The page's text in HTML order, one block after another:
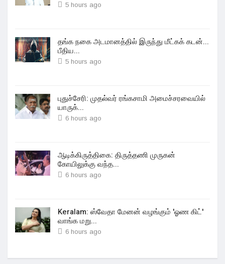
5 hours ago
தங்க நகை அடமானத்தில் இருந்து மீட்கக் கடன்...
பீதிய...
5 hours ago
புதுச்சேரி: முதல்வர் ரங்கசாமி அமைச்சரவையில்
யாருக்...
6 hours ago
ஆடிக்கிருத்திகை: திருத்தணி முருகன்
கோயிலுக்கு வந்த...
6 hours ago
Keralam: ஸ்வேதா மேனன் வழங்கும் 'ஓண கிட்'
வாங்க மறு...
6 hours ago